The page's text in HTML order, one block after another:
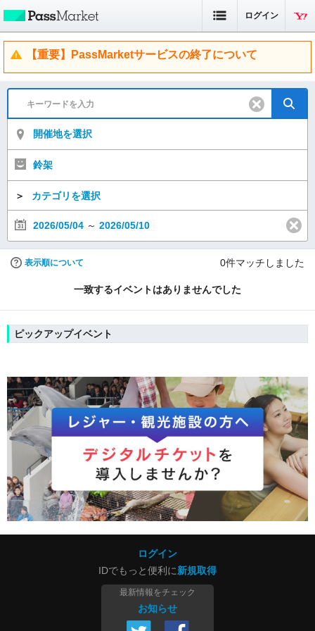
ログイン
【重要】PassMarketサービスの終了について
開催地を選択
鈴架
＞ カテゴリを選択
2026/05/04 ～ 2026/05/10
表示順について 0件マッチしました
一致するイベントはありませんでした
ピックアップイベント
ログイン
IDでもっと便利に新規取得
最新情報をチェック
お知らせ